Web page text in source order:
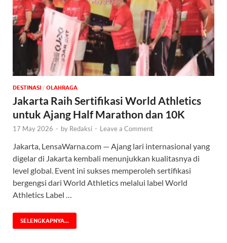
DESTINASI / OLAHRAGA
Jakarta Raih Sertifikasi World Athletics
untuk Ajang Half Marathon dan 10K
17 May 2026 - by Redaksi - Leave a Comment
Jakarta, LensaWarna.com — Ajang lari internasional yang
digelar di Jakarta kembali menunjukkan kualitasnya di
level global. Event ini sukses memperoleh sertifikasi
bergengsi dari World Athletics melalui label World
Athletics Label …
SELENGKAPNYA...